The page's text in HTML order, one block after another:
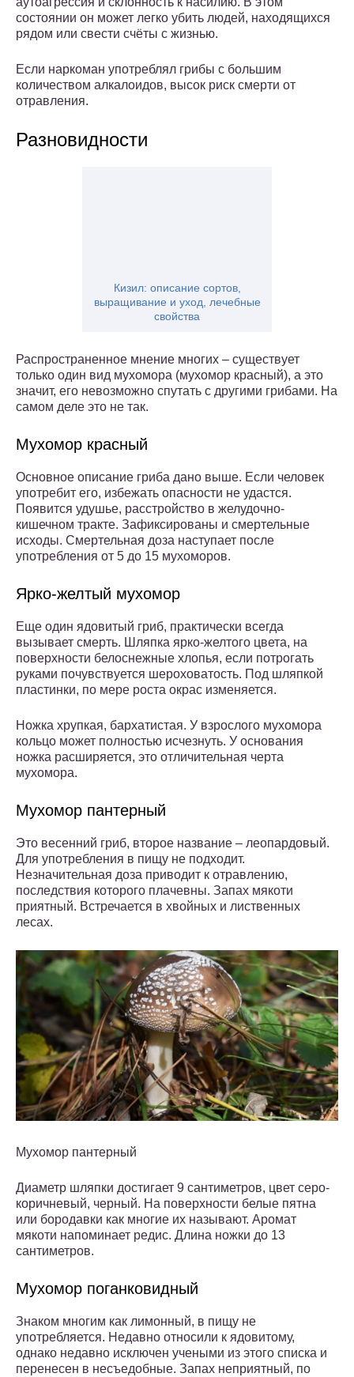
состоянии он может легко убить людей, находящихся
рядом или свести счёты с жизнью.
Если наркоман употреблял грибы с большим
количеством алкалоидов, высок риск смерти от
отравления.
Разновидности
Кизил: описание сортов,
выращивание и уход, лечебные
свойства
Распространенное мнение многих – существует
только один вид мухомора (мухомор красный), а это
значит, его невозможно спутать с другими грибами. На
самом деле это не так.
Мухомор красный
Основное описание гриба дано выше. Если человек
употребит его, избежать опасности не удастся.
Появится удушье, расстройство в желудочно-
кишечном тракте. Зафиксированы и смертельные
исходы. Смертельная доза наступает после
употребления от 5 до 15 мухоморов.
Ярко-желтый мухомор
Еще один ядовитый гриб, практически всегда
вызывает смерть. Шляпка ярко-желтого цвета, на
поверхности белоснежные хлопья, если потрогать
руками почувствуется шероховатость. Под шляпкой
пластинки, по мере роста окрас изменяется.
Ножка хрупкая, бархатистая. У взрослого мухомора
кольцо может полностью исчезнуть. У основания
ножка расширяется, это отличительная черта
мухомора.
Мухомор пантерный
Это весенний гриб, второе название – леопардовый.
Для употребления в пищу не подходит.
Незначительная доза приводит к отравлению,
последствия которого плачевны. Запах мякоти
приятный. Встречается в хвойных и лиственных
лесах.
Мухомор пантерный
Диаметр шляпки достигает 9 сантиметров, цвет серо-
коричневый, черный. На поверхности белые пятна
или бородавки как многие их называют. Аромат
мякоти напоминает редис. Длина ножки до 13
сантиметров.
Мухомор поганковидный
Знаком многим как лимонный, в пищу не
употребляется. Недавно относили к ядовитому,
однако недавно исключен учеными из этого списка и
перенесен в несъедобные. Запах неприятный, по